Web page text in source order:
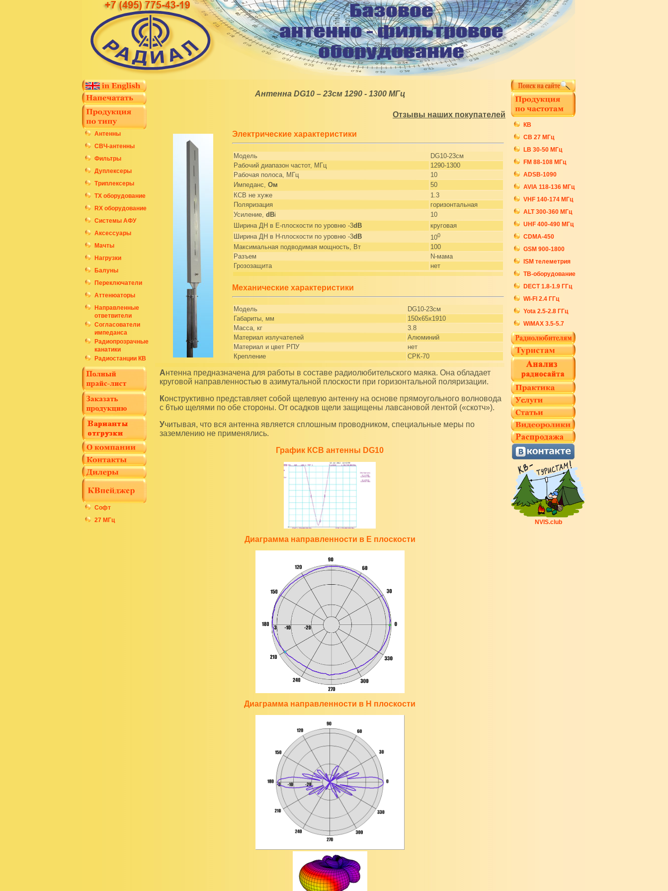
Антенны
СВЧ-антенны
Фильтры
Дуплексеры
Триплексеры
ТХ оборудование
RX оборудование
Системы АФУ
Аксессуары
Мачты
Нагрузки
Балуны
Переключатели
Аттенюаторы
Направленные
ответвители
Согласователи
импеданса
Радиопрозрачные
канатики
Радиостанции КВ
Софт
27 МГц
Антенна DG10 – 23см 1290 - 1300 МГц
Отзывы наших покупателей
Электрические характеристики
Модель
DG10-23см
Рабочий диапазон частот, МГц
1290-1300
Рабочая полоса, МГц
10
Импеданс, Ом
50
КСВ не хуже
1.3
Поляризация
горизонтальная
Усиление, dBi
10
Ширина ДН в Е-плоскости по уровню -3dB
круговая
Ширина ДН в H-плоскости по уровню -3dB 100
Максимальная подводимая мощность, Вт
100
Разъем
N-мама
Грозозащита
нет
Механические характеристики
Модель
DG10-23см
Габариты, мм
150x65x1910
Масса, кг
3.8
Материал излучателей
Алюминий
Материал и цвет РПУ
нет
Крепление
СРК-70
Антенна предназначена для работы в составе радиолюбительского маяка. Она обладает
круговой направленностью в азимутальной плоскости при горизонтальной поляризации.
Конструктивно представляет собой щелевую антенну на основе прямоугольного волновода
с 6тью щелями по обе стороны. От осадков щели защищены лавсановой лентой («скотч»).
Учитывая, что вся антенна является сплошным проводником, специальные меры по
заземлению не применялись.
График КСВ антенны DG10
Диаграмма направленности в E плоскости
Диаграмма направленности в H плоскости
КВ
СB 27 МГц
LB 30-50 МГц
FM 88-108 МГц
ADSB-1090
AVIA 118-136 МГц
VHF 140-174 МГц
ALT 300-360 МГц
UHF 400-490 МГц
CDMA-450
GSM 900-1800
ISM телеметрия
ТВ-оборудование
DECT 1.8-1.9 ГГц
WI-FI 2.4 ГГц
Yota 2.5-2.8 ГГц
WiMAX 3.5-5.7
NVIS.club